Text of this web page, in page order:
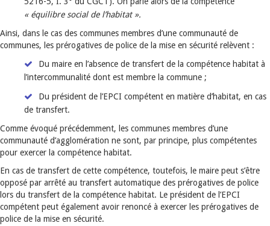
« équilibre social de l’habitat ».
Ainsi, dans le cas des communes membres d’une communauté de
communes, les prérogatives de police de la mise en sécurité relèvent :
Du maire en l’absence de transfert de la compétence habitat à
l’intercommunalité dont est membre la commune ;
Du président de l’EPCI compétent en matière d’habitat, en cas
de transfert.
Comme évoqué précédemment, les communes membres d’une
communauté d’agglomération ne sont, par principe, plus compétentes
pour exercer la compétence habitat.
En cas de transfert de cette compétence, toutefois, le maire peut s’être
opposé par arrêté au transfert automatique des prérogatives de police
lors du transfert de la compétence habitat. Le président de l’EPCI
compétent peut également avoir renoncé à exercer les prérogatives de
police de la mise en sécurité.